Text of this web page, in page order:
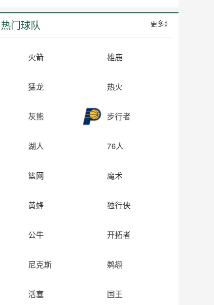
热门球队 更多》
火箭 雄鹿
猛龙 热火
灰熊 步行者
湖人 76人
篮网 魔术
黄蜂 独行侠
公牛 开拓者
尼克斯 鹈鹕
活塞 国王